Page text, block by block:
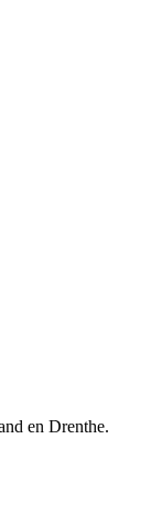
en Drenthe.